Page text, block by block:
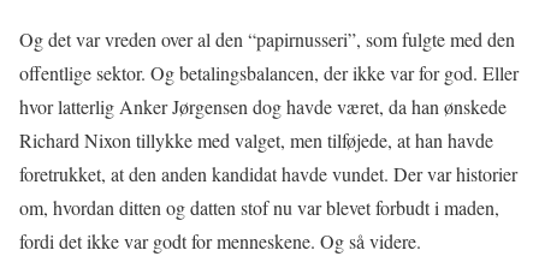
Og det var vreden over al den “papirnusseri”, som fulgte med den
offentlige sektor. Og betalingsbalancen, der ikke var for god. Eller
hvor latterlig Anker Jørgensen dog havde været, da han ønskede
Richard Nixon tillykke med valget, men tilføjede, at han havde
foretrukket, at den anden kandidat havde vundet. Der var historier
om, hvordan ditten og datten stof nu var blevet forbudt i maden,
fordi det ikke var godt for menneskene. Og så videre.